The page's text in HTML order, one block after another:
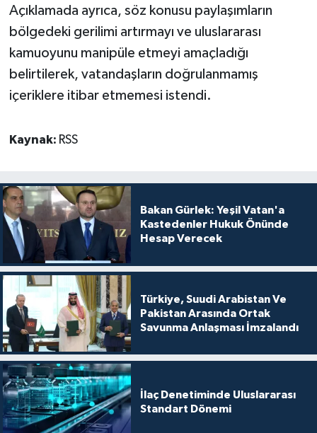
Açıklamada ayrıca, söz konusu paylaşımların
bölgedeki gerilimi artırmayı ve uluslararası
kamuoyunu manipüle etmeyi amaçladığı
belirtilerek, vatandaşların doğrulanmamış
içeriklere itibar etmemesi istendi.
Kaynak: RSS
Bakan Gürlek: Yeşil Vatan'a
Kastedenler Hukuk Önünde
Hesap Verecek
Türkiye, Suudi Arabistan Ve
Pakistan Arasında Ortak
Savunma Anlaşması İmzalandı
İlaç Denetiminde Uluslararası
Standart Dönemi